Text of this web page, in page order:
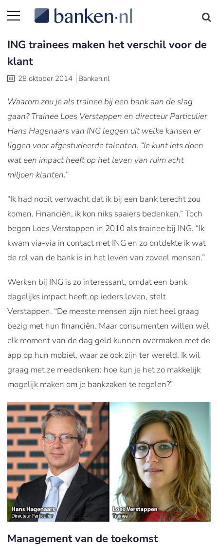
ING trainees maken het verschil voor de
klant
28 oktober 2014 Banken.nl
Waarom zou je als trainee bij een bank aan de slag
gaan? Trainee Loes Verstappen en directeur Particulier
Hans Hagenaars van ING leggen uit welke kansen er
liggen voor afgestudeerde talenten. “Je kunt iets doen
wat een impact heeft op het leven van ruim acht
miljoen klanten.”
“Ik had nooit verwacht dat ik bij een bank terecht zou
komen. Financiën, ik kon niks saaiers bedenken.” Toch
begon Loes Verstappen in 2010 als trainee bij ING. “Ik
kwam via-via in contact met ING en zo ontdekte ik wat
de rol van de bank is in het leven van zoveel mensen.”
Werken bij ING is zo interessant, omdat een bank
dagelijks impact heeft op ieders leven, stelt
Verstappen. “De meeste mensen zijn niet heel graag
bezig met hun financiën. Maar consumenten willen wél
elk moment van de dag geld kunnen overmaken met de
app op hun mobiel, waar ze ook zijn ter wereld. Ik wil
graag met ze meedenken: hoe kun je het zo makkelijk
mogelijk maken om je bankzaken te regelen?”
Management van de toekomst